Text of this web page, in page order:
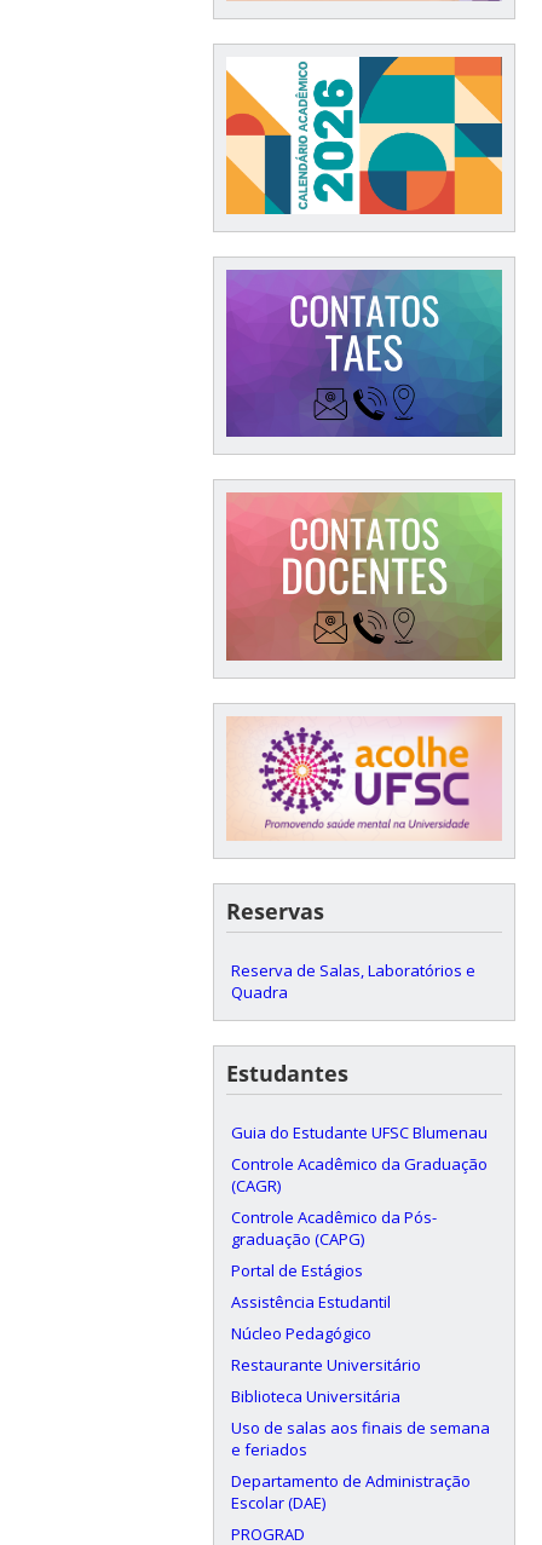
Reservas
Reserva de Salas, Laboratórios e
Quadra
Estudantes
Guia do Estudante UFSC Blumenau
Controle Acadêmico da Graduação
(CAGR)
Controle Acadêmico da Pós-
graduação (CAPG)
Portal de Estágios
Assistência Estudantil
Núcleo Pedagógico
Restaurante Universitário
Biblioteca Universitária
Uso de salas aos finais de semana
e feriados
Departamento de Administração
Escolar (DAE)
PROGRAD